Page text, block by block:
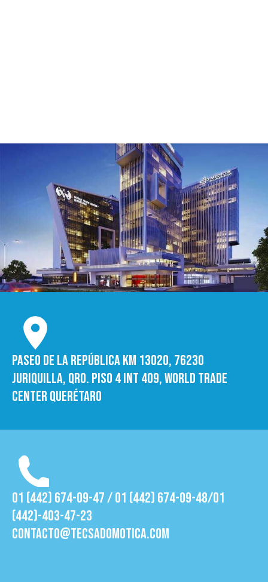
Paseo de la República Km 13020, 76230
Juriquilla, Qro. Piso 4 int 409, World trade
Center Querétaro
01 (442) 674-09-47 / 01 (442) 674-09-48/01
(442)-403-47-23
contacto@tecsadomotica.com